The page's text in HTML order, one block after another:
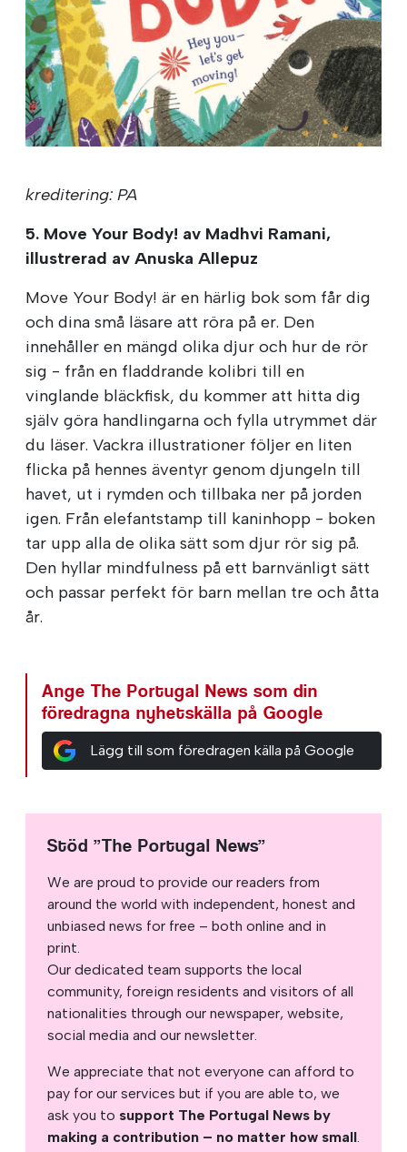
kreditering: PA
5. Move Your Body! av Madhvi Ramani,
illustrerad av Anuska Allepuz
Move Your Body! är en härlig bok som får dig
och dina små läsare att röra på er. Den
innehåller en mängd olika djur och hur de rör
sig - från en fladdrande kolibri till en
vinglande bläckfisk, du kommer att hitta dig
själv göra handlingarna och fylla utrymmet där
du läser. Vackra illustrationer följer en liten
flicka på hennes äventyr genom djungeln till
havet, ut i rymden och tillbaka ner på jorden
igen. Från elefantstamp till kaninhopp - boken
tar upp alla de olika sätt som djur rör sig på.
Den hyllar mindfulness på ett barnvänligt sätt
och passar perfekt för barn mellan tre och åtta
år.
Ange The Portugal News som din
föredragna nyhetskälla på Google
Lägg till som föredragen källa på Google
Stöd ”The Portugal News”
We are proud to provide our readers from
around the world with independent, honest and
unbiased news for free – both online and in
print.
Our dedicated team supports the local
community, foreign residents and visitors of all
nationalities through our newspaper, website,
social media and our newsletter.
We appreciate that not everyone can afford to
pay for our services but if you are able to, we
ask you to support The Portugal News by
making a contribution – no matter how small